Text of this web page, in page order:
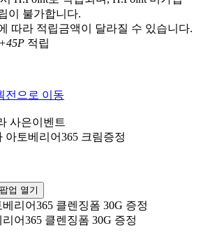
이 불가합니다.
따라 적립금액이 달라질 수 있습니다.
적립
전으로 이동
사은이벤트
아토베리어365 크림증정
업 열기
어365 클렌징폼 30G 증정